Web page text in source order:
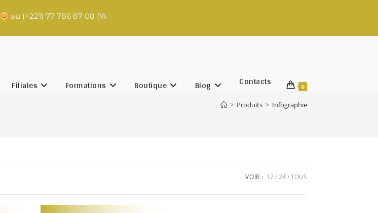
au (+221) 77 786 87 08 (WhatsApp) | contact@rachadifils.com
Filiales Formations Boutique Blog Contacts 0
> Produits > Infographie
VOIR : 12 24 TOUS